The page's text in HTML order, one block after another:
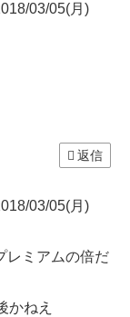
03/05(月)
返信
03/05(月)
レミアムの倍だ
かねえ